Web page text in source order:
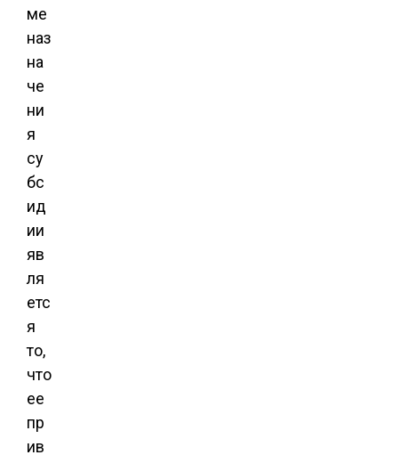
ме
наз
на
че
ни
я
су
бс
ид
ии
яв
ля
етс
я
то,
что
ее
пр
ив